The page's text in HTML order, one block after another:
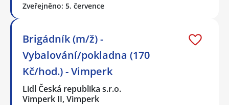
Zveřejněno: 5. července
Brigádník (m/ž) -
Vybalování/pokladna (170
Kč/hod.) - Vimperk
Lidl Česká republika s.r.o.
Vimperk II, Vimperk